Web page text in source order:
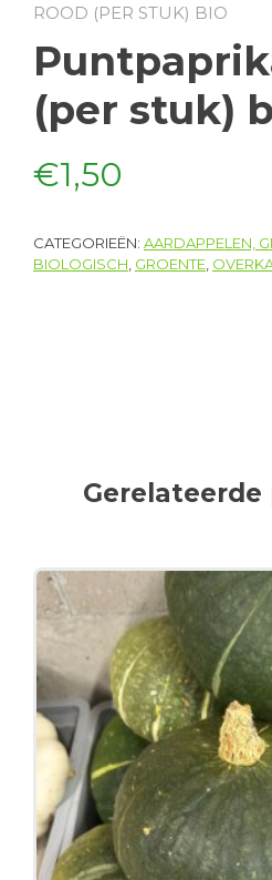
ROOD (PER STUK) BIO
(per stuk)
€1,50
CATEGORIEËN: AARDAPPELEN,
BIOLOGISCH GROENTE